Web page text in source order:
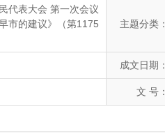
代表大会 第一次会议
市的建议》（第1175
主题分类：
成文日期：
文 号：